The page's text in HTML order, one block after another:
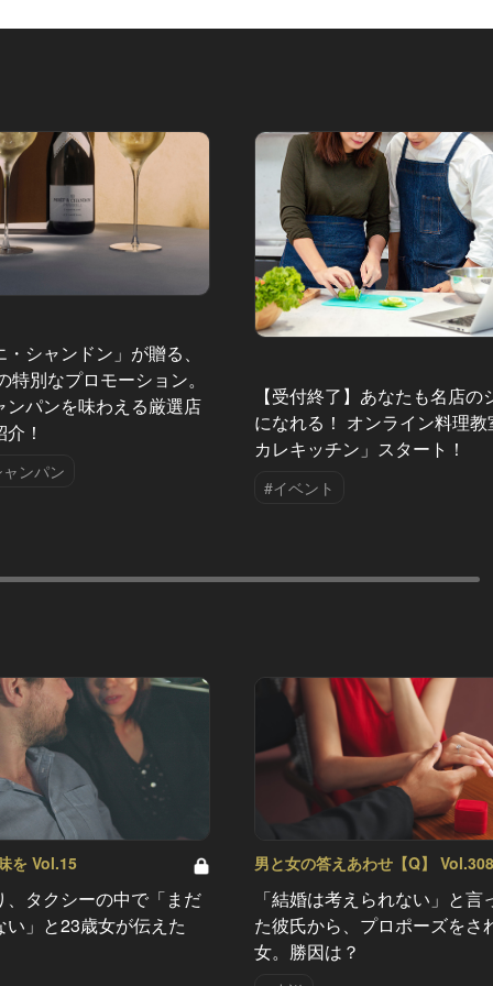
シャンドン」が贈る、
特別なプロモーション。
ンパンを味わえる厳選店
！
ンパン
【受付終了】あなたも名店の
になれる！ オンライン料理
カレキッチン」スタート！
#イベント
を Vol.15
、タクシーの中で「まだ
い」と23歳女が伝えた
男と女の答えあわせ【Q】
「結婚は考えられない」と言
た彼氏から、プロポーズをさ
女。勝因は？